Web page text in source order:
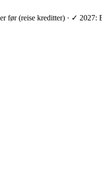
før (reise kreditter) · ✓ 2027: